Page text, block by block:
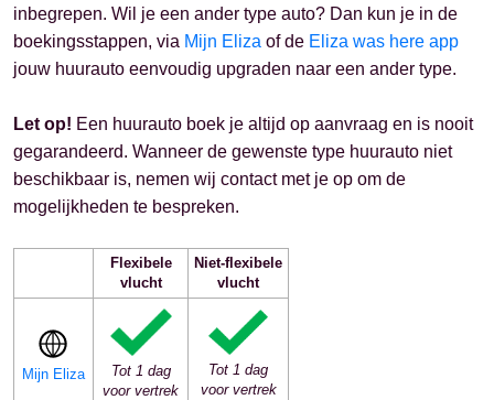
inbegrepen. Wil je een ander type auto? Dan kun je in de
boekingsstappen, via Mijn Eliza of de Eliza was here app
jouw huurauto eenvoudig upgraden naar een ander type.
Let op! Een huurauto boek je altijd op aanvraag en is nooit
gegarandeerd. Wanneer de gewenste type huurauto niet
beschikbaar is, nemen wij contact met je op om de
mogelijkheden te bespreken.
Flexibele
vlucht
Niet-flexibele
vlucht
Mijn Eliza
Tot 1 dag
voor vertrek
Tot 1 dag
voor vertrek